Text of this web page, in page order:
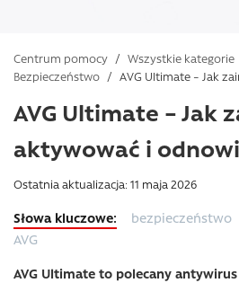
Centrum pomocy / Wszystkie kategorie
Bezpieczeństwo / AVG Ultimate – Jak
AVG Ultimate – Jak
aktywować i
Ostatnia aktualizacja: 11 maja 2026
bezpieczeństwo
AVG
AVG Ultimate to polecany